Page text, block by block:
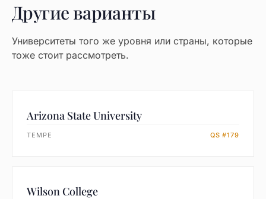
Другие варианты
Университеты того же уровня или страны, которые
тоже стоит рассмотреть.
Arizona State University
TEMPE QS #179
Wilson College